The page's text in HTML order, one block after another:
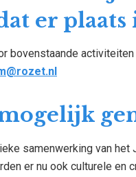
er plaats
bovenstaande
samenwerking van
er nu ook culturele en